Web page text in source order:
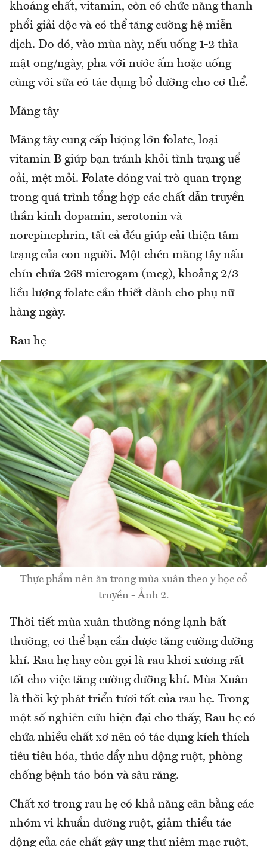
khoáng chất, vitamin, còn có chức năng thanh
phổi giải độc và có thể tăng cường hệ miễn
dịch. Do đó, vào mùa này, nếu uống 1-2 thìa
mật ong/ngày, pha với nước ấm hoặc uống
cùng với sữa có tác dụng bổ dưỡng cho cơ thể.
Măng tây
Măng tây cung cấp lượng lớn folate, loại
vitamin B giúp bạn tránh khỏi tình trạng uể
oải, mệt mỏi. Folate đóng vai trò quan trọng
trong quá trình tổng hợp các chất dẫn truyền
thần kinh dopamin, serotonin và
norepinephrin, tất cả đều giúp cải thiện tâm
trạng của con người. Một chén măng tây nấu
chín chứa 268 microgam (mcg), khoảng 2/3
liều lượng folate cần thiết dành cho phụ nữ
hàng ngày.
Rau hẹ
Thực phẩm nên ăn trong mùa xuân theo y học cổ
truyền - Ảnh 2.
Thời tiết mùa xuân thường nóng lạnh bất
thường, cơ thể bạn cần được tăng cường dưỡng
khí. Rau hẹ hay còn gọi là rau khơi xương rất
tốt cho việc tăng cường dưỡng khí. Mùa Xuân
là thời kỳ phát triển tươi tốt của rau hẹ. Trong
một số nghiên cứu hiện đại cho thấy, Rau hẹ có
chứa nhiều chất xơ nên có tác dụng kích thích
tiêu tiêu hóa, thúc đẩy nhu động ruột, phòng
chống bệnh táo bón và sâu răng.
Chất xơ trong rau hẹ có khả năng cân bằng các
nhóm vi khuẩn đường ruột, giảm thiểu tác
động của các chất gây ung thư niêm mạc ruột,